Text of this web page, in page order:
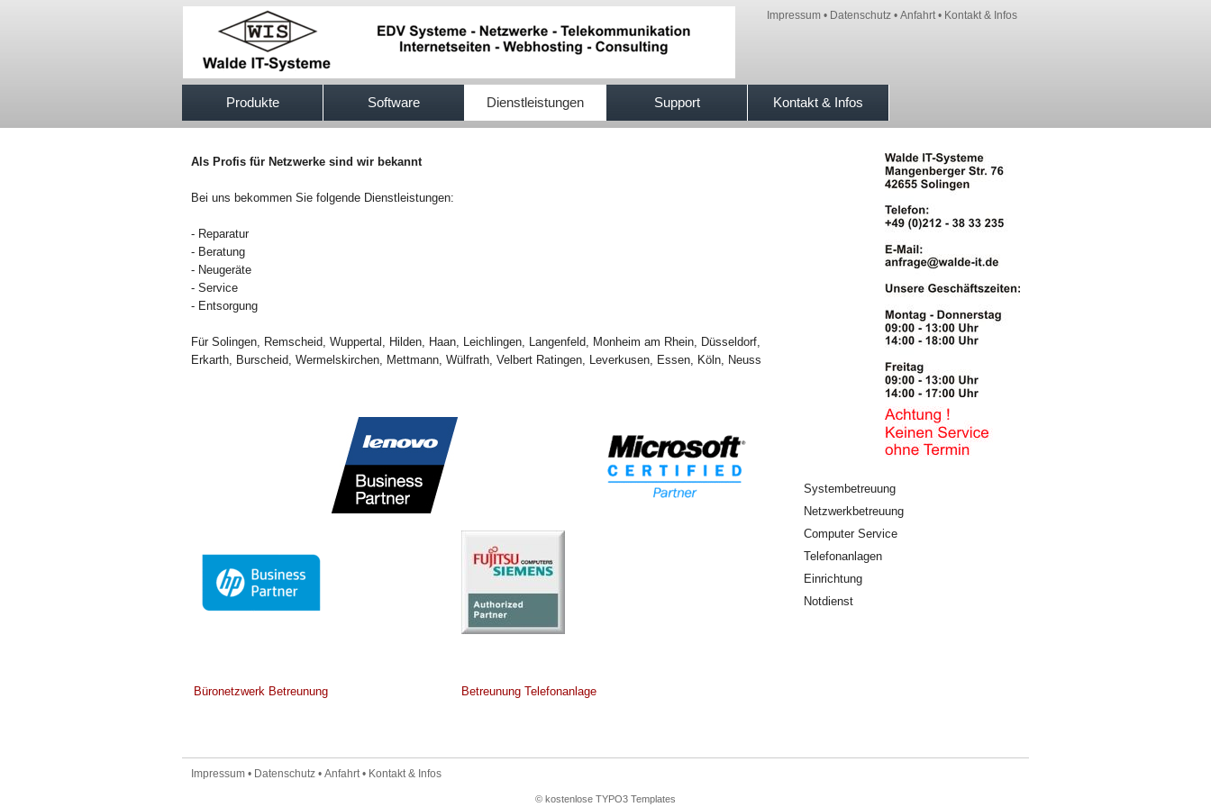
Impressum • Datenschutz • Anfahrt• Kontakt & Infos
Produkte Software Dienstleistungen Support Kontakt & Infos
Als Profis für Netzwerke sind wir bekannt
Bei uns bekommen Sie folgende Dienstleistungen:
- Reparatur
- Beratung
- Neugeräte
- Service
- Entsorgung
Für Solingen, Remscheid, Wuppertal, Hilden, Haan, Leichlingen, Langenfeld, Monheim am Rhein, Düsseldorf,
Erkarth, Burscheid, Wermelskirchen, Mettmann, Wülfrath, Velbert Ratingen, Leverkusen, Essen, Köln, Neuss
Büronetzwerk Betreunung Betreunung Telefonanlage
Systembetreuung
Netzwerkbetreuung
Computer Service
Telefonanlagen
Einrichtung
Notdienst
Impressum • Datenschutz • Anfahrt• Kontakt & Infos
© kostenlose TYPO3 Templates